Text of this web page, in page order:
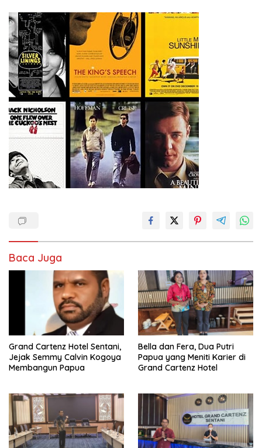
Baca Juga
Grand Cartenz Hotel Sentani,
Jejak Semmy Calvin Kogoya
Membangun Papua
Bella dan Fera, Dua Putri
Papua yang Meniti Karier di
Grand Cartenz Hotel